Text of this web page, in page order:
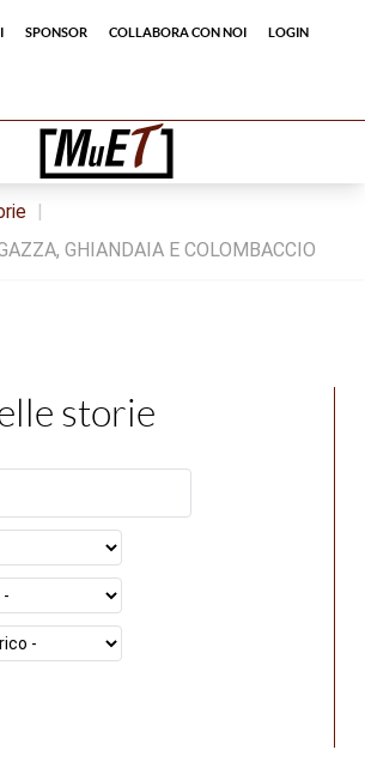
Sponsor Collabora con noi Login
|
GHIANDAIA E COLOMBACCIO
storie